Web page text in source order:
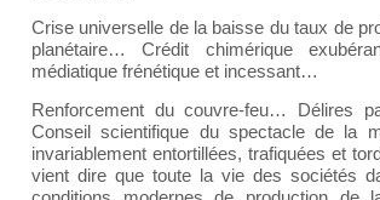
Crise universelle de la baisse du taux de
planétaire… Crédit chimérique
médiatique frénétique et incessant…
Renforcement du couvre-feu… Délires
Conseil scientifique du spectacle de la
invariablement entortillées, trafiquées et
vient dire que toute la vie des sociétés